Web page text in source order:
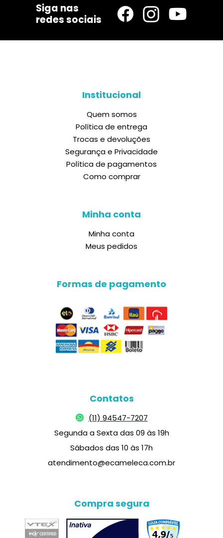
Siga nas
redes sociais
Institucional
Quem somos
Política de entrega
Trocas e devoluções
Segurança e Privacidade
Política de pagamentos
Como comprar
Minha conta
Minha conta
Meus pedidos
Formas de pagamento
Contatos
(11) 94547-7207
Segunda a Sexta das 09 às 19h
Sábados das 10 às 17h
atendimento@ecameleca.com.br
Compra segura